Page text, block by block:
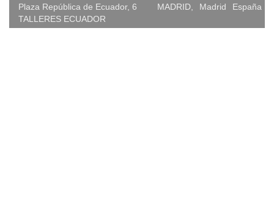
Plaza República de Ecuador, 6
TALLERES ECUADOR
MADRID Madrid España